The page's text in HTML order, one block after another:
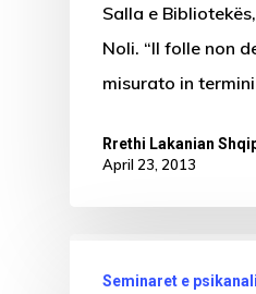
Salla e
Noli. “Il folle non
misurato in
Rrethi Lakanian
April 23, 2013
Seminaret e